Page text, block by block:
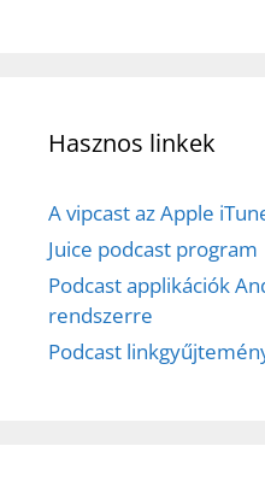
Hasznos linkek
A vipcast az Apple
Juice podcast program
Podcast applikációk
rendszerre
Podcast